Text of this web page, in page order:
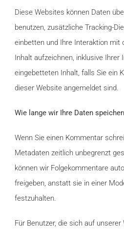
Diese Websites können Daten
benutzen, zusätzliche Tracking-
einbetten und Ihre Interaktion mit
Inhalt aufzeichnen, inklusive Ihrer
eingebetteten Inhalt, falls Sie ein
dieser Website angemeldet sind.
Wie lange wir Ihre Daten
Wenn Sie einen Kommentar
Metadaten zeitlich unbegrenzt
können wir Folgekommentare
freigeben, anstatt sie in einer
festzuhalten.
Für Benutzer, die sich auf